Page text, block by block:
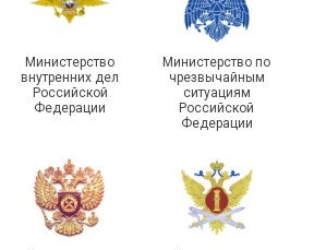
Подписано соглашение с
области
Министерство
внутренних дел
Российской
Федерации
Министерство по
чрезвычайным
ситуациям
Российской
Федерации